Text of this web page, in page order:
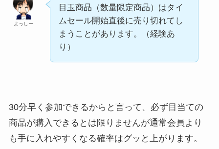
よっしー
目玉商品（数量限定商品）はタイ
ムセール開始直後に売り切れてし
まうことがあります。（経験あ
り）
30分早く参加できるからと言って、必ず目当ての
商品が購入できるとは限りませんが通常会員より
も手に入れやすくなる確率はグッと上がります。